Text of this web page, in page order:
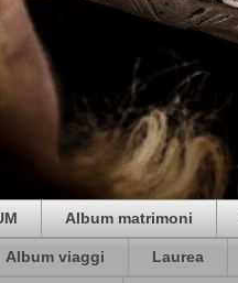
Album matrimoni
Album viaggi Laurea